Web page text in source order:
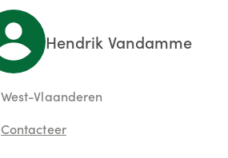
Hendrik Vandamme
West-Vlaanderen
Contacteer